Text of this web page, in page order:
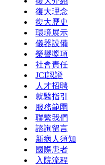
復大理念
復大歷史
環境展示
儀器設備
榮譽獎項
社會責任
JCI認證
人才招聘
就醫指引
服務範圍
聯繫我們
諮詢留言
新病人須知
國際患者
入院流程